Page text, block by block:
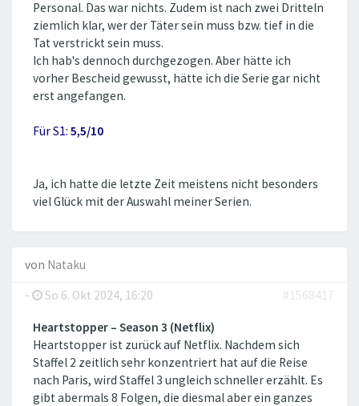
Personal. Das war nichts. Zudem ist nach zwei Dritteln
ziemlich klar, wer der Täter sein muss bzw. tief in die
Tat verstrickt sein muss.
Ich hab's dennoch durchgezogen. Aber hätte ich
vorher Bescheid gewusst, hätte ich die Serie gar nicht
erst angefangen.
Für S1: 5,5/10
Ja, ich hatte die letzte Zeit meistens nicht besonders
viel Glück mit der Auswahl meiner Serien.
von Nataku
-
So 6. Okt 2024, 16:20 #1568417
Heartstopper – Season 3 (Netflix)
Heartstopper ist zurück auf Netflix. Nachdem sich
Staffel 2 zeitlich sehr konzentriert hat auf die Reise
nach Paris, wird Staffel 3 ungleich schneller erzählt. Es
gibt abermals 8 Folgen, die diesmal aber ein ganzes